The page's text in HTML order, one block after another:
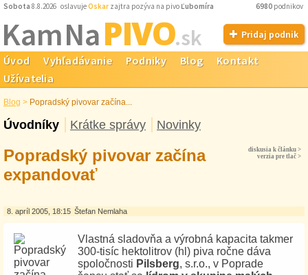
Sobota 8.8.2026 oslavujeOskar zajtra pozýva na pivo Ľubomíra 6980 podnikov
Kam NaPIVO.sk Pridaj podnik
Úvod Vyhľadávanie Podniky Blog
Kontakt
Užívatelia
Blog > Popradský pivovar začína...
Úvodníky Krátke správy Novinky
diskusia k článku >
verzia pre tlač >
Popradský pivovar začína
expandovať
8. apríl 2005, 18:15 Štefan Nemlaha
Vlastná sladovňa a výrobná kapacita takmer
300-tisíc hektolitrov (hl) piva ročne dáva
spoločnosti Pilsberg, s.r.o., v Poprade